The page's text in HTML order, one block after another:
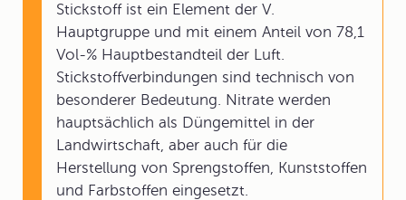
Stickstoff ist ein Element der V.
Hauptgruppe und mit einem Anteil von 78,1
Vol-% Hauptbestandteil der Luft.
Stickstoffverbindungen sind technisch von
besonderer Bedeutung. Nitrate werden
hauptsächlich als Düngemittel in der
Landwirtschaft, aber auch für die
Herstellung von Sprengstoffen, Kunststoffen
und Farbstoffen eingesetzt.